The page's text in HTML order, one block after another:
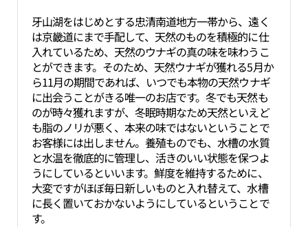
牙山湖をはじめとする忠清南道地方一帯から、遠く
は京畿道にまで手配して、天然のものを積極的に仕
入れているため、天然のウナギの真の味を味わうこ
とができます。そのため、天然ウナギが獲れる5月か
ら11月の期間であれば、いつでも本物の天然ウナギ
に出会うことがきる唯一のお店です。冬でも天然も
のが時々獲れますが、冬眠時期なため天然といえど
も脂のノリが悪く、本来の味ではないということで
お客様には出しません。養殖ものでも、水槽の水質
と水温を徹底的に管理し、活きのいい状態を保つよ
うにしているといいます。鮮度を維持するために、
大変ですがほぼ毎日新しいものと入れ替えて、水槽
に長く置いておかないようにしているということで
す。